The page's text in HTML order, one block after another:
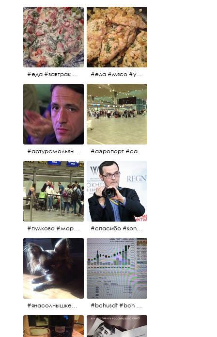
#еда #завтрак #витамины #помидоры #укроп #огурцы #сметана #салат #еда #мясо #утро #завтрак #едакакисточниквдохновения
#артурсмольянинов @melnikovadsh #artursmolyaninov #аэропорт #санктпетербург #пулково #мореморе #моремолнцепесок #дваночи
#пулково #море #песок #лето #морепесоксолнце #дваночи #спасибо #sony #nikon #oknofestivsl @alex_kurov #aplgallery
#янасолнышкележу #янасолнышкогляжу #чихуахуа #bchusdt #bch #usdt #sell #buy #exchange #markets #bitcoincash #cryptocurrency #pump